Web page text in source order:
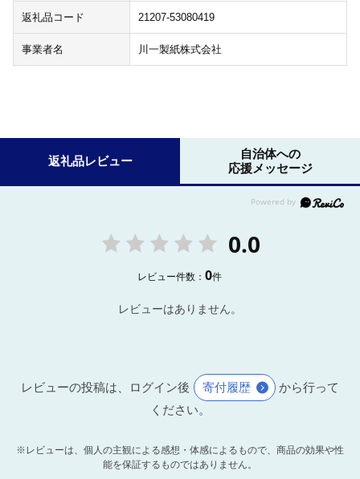
返礼品コード 21207-53080419
事業者名 川一製紙株式会社
返礼品レビュー
自治体への
応援メッセージ
0.0
レビュー件数：0件
レビューはありません。
レビューの投稿は、ログイン後 寄付履歴
から行って
ください。
※レビューは、個人の主観による感想・体感によるもので、商品の効果や性
能を保証するものではありません。